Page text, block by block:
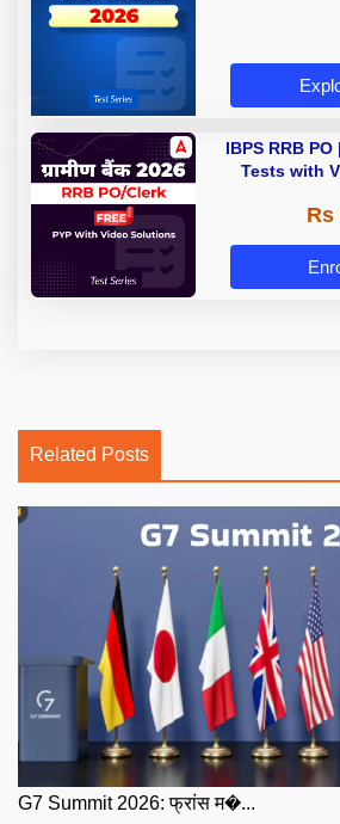
IBPS RRB
Tests with
Rs
Related Posts
G7 Summit 2026: फ्रांस म�...